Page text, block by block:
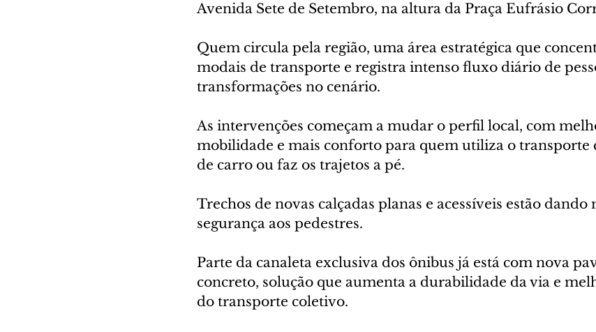
Avenida Sete de Setembro, na altura da Praça Eufrásio
Quem circula pela região, uma área estratégica que
modais de transporte e registra intenso fluxo diário de
transformações no cenário.
As intervenções começam a mudar o perfil local, com
mobilidade e mais conforto para quem utiliza o transporte
de carro ou faz os trajetos a pé.
Trechos de novas calçadas planas e acessíveis estão
segurança aos pedestres.
Parte da canaleta exclusiva dos ônibus já está com nova
concreto, solução que aumenta a durabilidade da via e
do transporte coletivo.